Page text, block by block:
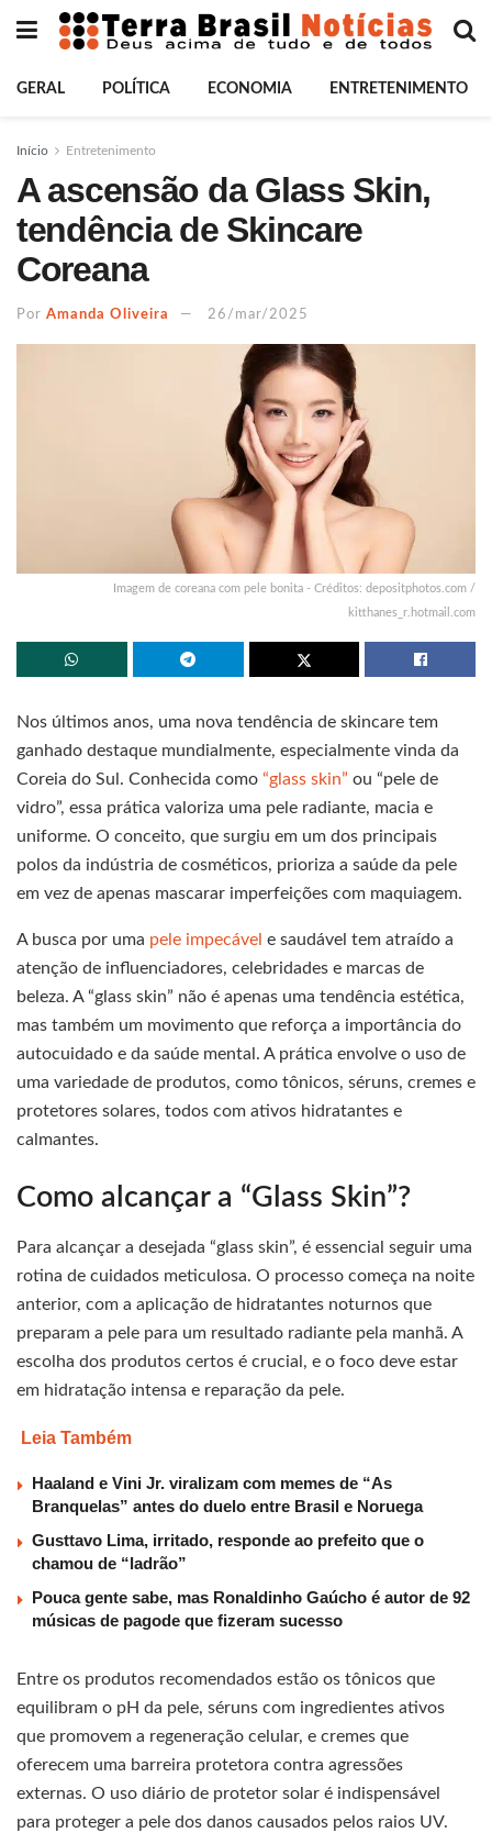
GERAL POLÍTICA ECONOMIA ENTRETENIMENTO
Início Entretenimento
A ascensão da Glass Skin,
tendência de Skincare
Coreana
Por Amanda Oliveira 26/mar/2025
Imagem de coreana com pele bonita - Créditos: depositphotos.com /
kitthanes_r.hotmail.com
Nos últimos anos, uma nova tendência de skincare tem
ganhado destaque mundialmente, especialmente vinda da
Coreia do Sul. Conhecida como “glass skin” ou “pele de
vidro”, essa prática valoriza uma pele radiante, macia e
uniforme. O conceito, que surgiu em um dos principais
polos da indústria de cosméticos, prioriza a saúde da pele
em vez de apenas mascarar imperfeições com maquiagem.
A busca por uma pele impecável e saudável tem atraído a
atenção de influenciadores, celebridades e marcas de
beleza. A “glass skin” não é apenas uma tendência estética,
mas também um movimento que reforça a importância do
autocuidado e da saúde mental. A prática envolve o uso de
uma variedade de produtos, como tônicos, séruns, cremes e
protetores solares, todos com ativos hidratantes e
calmantes.
Como alcançar a “Glass Skin”?
Para alcançar a desejada “glass skin”, é essencial seguir uma
rotina de cuidados meticulosa. O processo começa na noite
anterior, com a aplicação de hidratantes noturnos que
preparam a pele para um resultado radiante pela manhã. A
escolha dos produtos certos é crucial, e o foco deve estar
em hidratação intensa e reparação da pele.
Leia Também
Haaland e Vini Jr. viralizam com memes de “As
Branquelas” antes do duelo entre Brasil e Noruega
Gusttavo Lima, irritado, responde ao prefeito que o
chamou de “ladrão”
Pouca gente sabe, mas Ronaldinho Gaúcho é autor de 92
músicas de pagode que fizeram sucesso
Entre os produtos recomendados estão os tônicos que
equilibram o pH da pele, séruns com ingredientes ativos
que promovem a regeneração celular, e cremes que
oferecem uma barreira protetora contra agressões
externas. O uso diário de protetor solar é indispensável
para proteger a pele dos danos causados pelos raios UV.